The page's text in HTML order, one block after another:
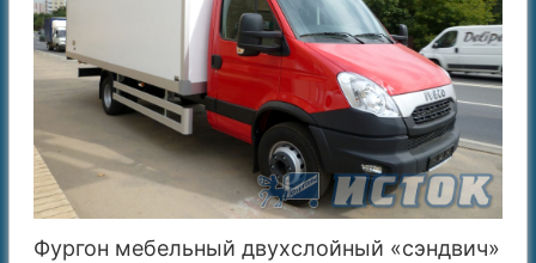
Фургон мебельный двухслойный «сэндвич»